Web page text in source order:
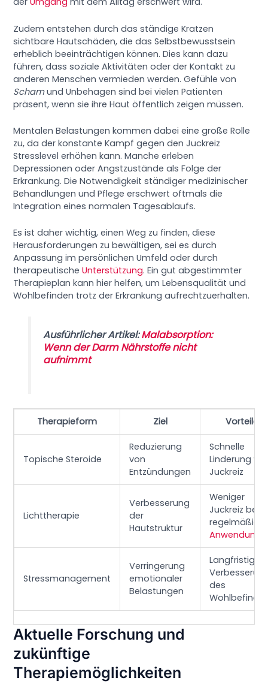
Zudem entstehen durch das ständige Kratzen
sichtbare Hautschäden, die das Selbstbewusstsein
erheblich beeinträchtigen können. Dies kann dazu
führen, dass soziale Aktivitäten oder der Kontakt zu
anderen Menschen vermieden werden. Gefühle von
Schamund Unbehagen sind bei vielen Patienten
präsent, wenn sie ihre Haut öffentlich zeigen müssen.
Mentalen Belastungen kommen dabei eine große Rolle
zu, da der konstante Kampf gegen den Juckreiz
Stresslevel erhöhen kann. Manche erleben
Depressionen oder Angstzustände als Folge der
Erkrankung. Die Notwendigkeit ständiger medizinischer
Behandlungen und Pflege erschwert oftmals die
Integration eines normalen Tagesablaufs.
Es ist daher wichtig, einen Weg zu finden, diese
Herausforderungen zu bewältigen, sei es durch
Anpassung im persönlichen Umfeld oder durch
therapeutischeUnterstützung. Ein gut abgestimmter
Therapieplan kann hier helfen, um Lebensqualität und
Wohlbefinden trotz der Erkrankung aufrechtzuerhalten.
Ausführlicher Artikel:Malabsorption:
Wenn der Darm Nährstoffe nicht
aufnimmt
Therapieform Ziel Vorteile
Topische Steroide
Reduzierung
von
Entzündungen
Schnelle
Linderung
Juckreiz
Lichttherapie
Verbesserung
der
Hautstruktur
Weniger
Juckreiz bei
regelmäßiger
Anwendung
Stressmanagement
Verringerung
emotionaler
Belastungen
Langfristige
des
Aktuelle Forschung und
zukünftige
Therapiemöglichkeiten